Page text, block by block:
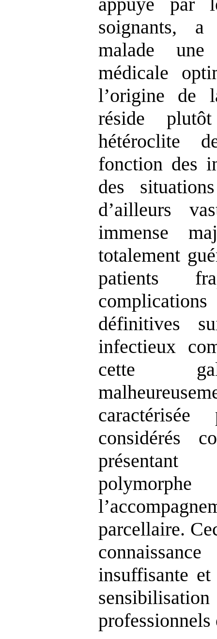
soignants,
malade
médicale
l’origine de
réside
hétéroclite
fonction des
des
d’ailleurs
immense
totalement
patients
définitives
infectieux
cette
considérés
l’
parcellaire.
insuffisante
professionnels